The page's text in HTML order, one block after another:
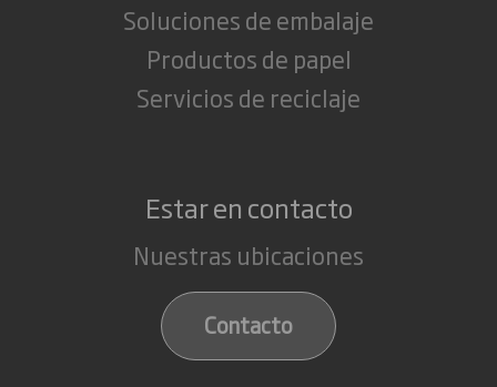
Soluciones de embalaje
Productos de papel
Servicios de reciclaje
Estar en contacto
Nuestras ubicaciones
Contacto